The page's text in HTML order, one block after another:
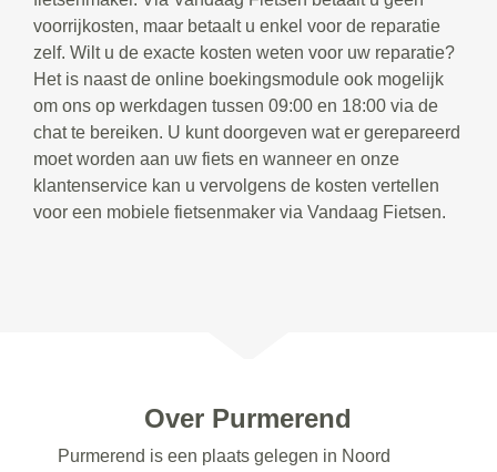
voorrijkosten, maar betaalt u enkel voor de reparatie
zelf. Wilt u de exacte kosten weten voor uw reparatie?
Het is naast de online boekingsmodule ook mogelijk
om ons op werkdagen tussen 09:00 en 18:00 via de
chat te bereiken. U kunt doorgeven wat er gerepareerd
moet worden aan uw fiets en wanneer en onze
klantenservice kan u vervolgens de kosten vertellen
voor een mobiele fietsenmaker via Vandaag Fietsen.
Over Purmerend
Purmerend is een plaats gelegen in Noord